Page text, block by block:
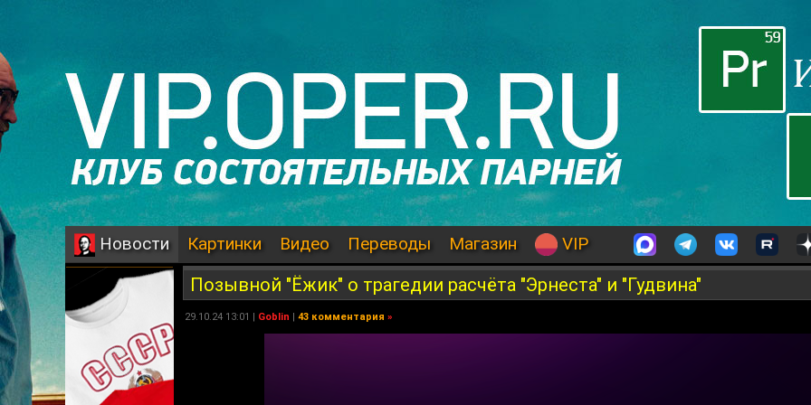
Новости Картинки Видео Переводы Магазин VIP
Позывной "Ёжик" о трагедии расчёта "Эрнеста" и "Гудвина"
29.10.24 13:01 | Goblin | 43 комментария »